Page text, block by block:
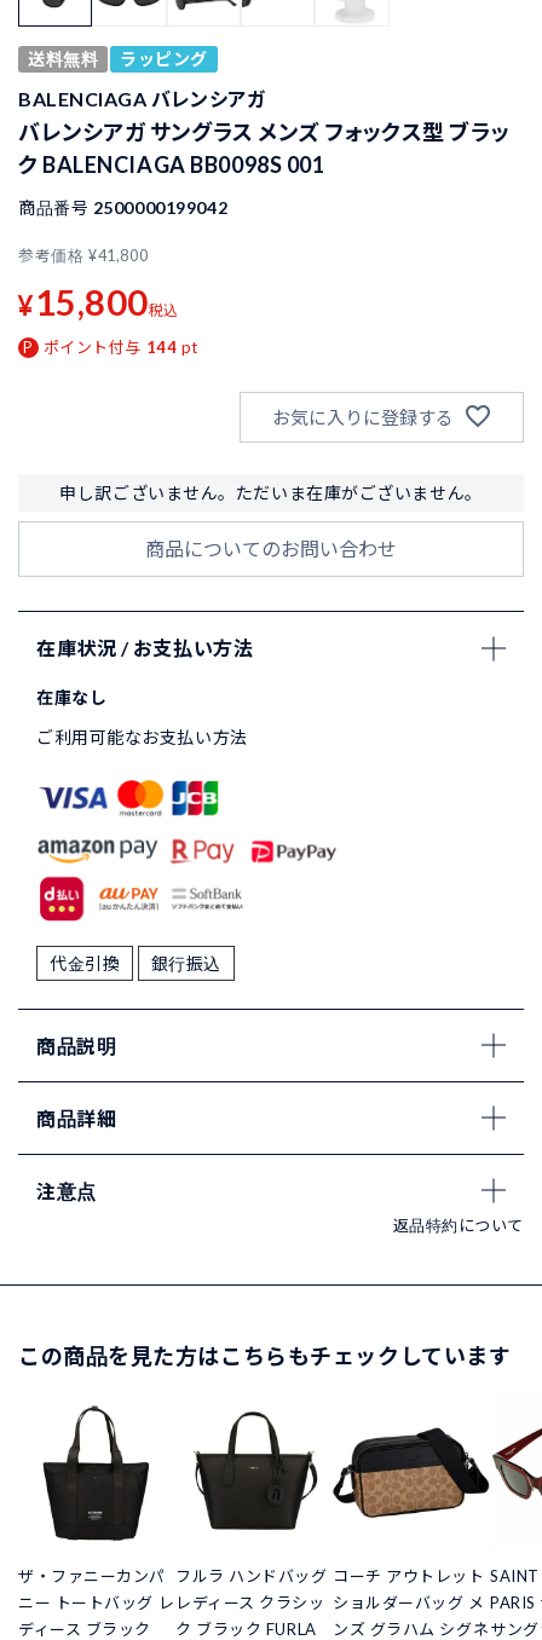
送料無料 ラッピング
BALENCIAGA バレンシアガ
バレンシアガ サングラス メンズ フォックス型 ブラッ
ク BALENCIAGA BB0098S 001
商品番号 2500000199042
参考価格 ¥41,800
¥15,800税込
ポイント付与 144 pt
お気に入りに登録する
申し訳ございません。ただいま在庫がございません。
商品についてのお問い合わせ
在庫状況 / お支払い方法
在庫なし
ご利用可能なお支払い方法
代金引換 銀行振込
商品説明
商品詳細
注意点
返品特約について
この商品を見た方はこちらもチェックしています
ザ・ファニーカンパ
ニー トートバッグ レ
ディース ブラック
フルラ ハンドバッグ
レディース クラシッ
ク ブラック FURLA
コーチ アウトレット
ショルダーバッグ メ
ンズ グラハム シグネ
SAINT
PARIS
サン